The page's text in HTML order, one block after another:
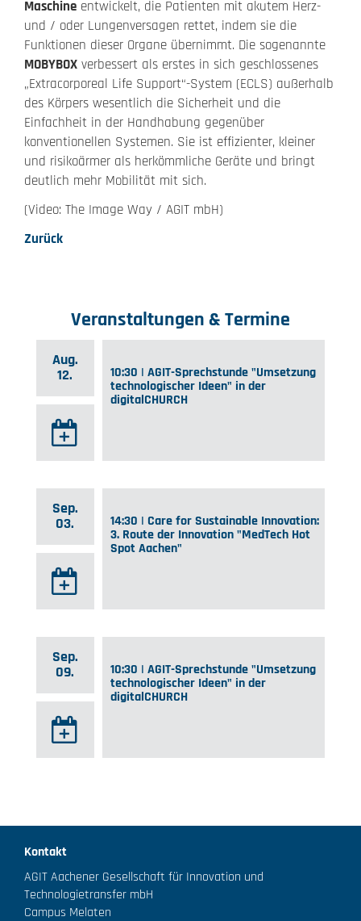
Maschine entwickelt, die Patienten mit akutem Herz-
und / oder Lungenversagen rettet, indem sie die
Funktionen dieser Organe übernimmt. Die sogenannte
MOBYBOX verbessert als erstes in sich geschlossenes
„Extracorporeal Life Support“-System (ECLS) außerhalb
des Körpers wesentlich die Sicherheit und die
Einfachheit in der Handhabung gegenüber
konventionellen Systemen. Sie ist effizienter, kleiner
und risikoärmer als herkömmliche Geräte und bringt
deutlich mehr Mobilität mit sich.
(Video: The Image Way / AGIT mbH)
Zurück
Veranstaltungen & Termine
Aug.
12.
10:30 | AGIT-Sprechstunde "Umsetzung
technologischer Ideen" in der
digitalCHURCH
Sep.
03.
14:30 | Care for Sustainable Innovation:
3. Route der Innovation "MedTech Hot
Spot Aachen"
Sep.
09.
10:30 | AGIT-Sprechstunde "Umsetzung
technologischer Ideen" in der
digitalCHURCH
Kontakt
AGIT Aachener Gesellschaft für Innovation und
Technologietransfer mbH
Campus Melaten